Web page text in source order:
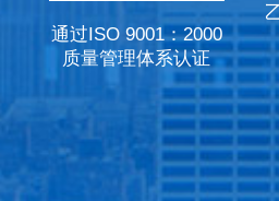
通过ISO 9001：2000
质量管理体系认证